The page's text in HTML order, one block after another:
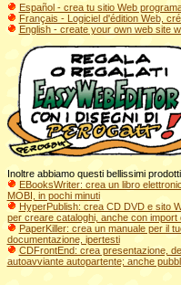
Español - crea tu sitio Web
Français - Logiciel d'édition Web,
English - create your own web site
Inoltre abbiamo questi bellissimi
EBooksWriter: crea un libro
MOBI, in pochi minuti
HyperPublish: crea CD DVD e sito
per creare cataloghi, anche con import
PaperKiller: crea un manuale per il
documentazione, ipertesti
CDFrontEnd: crea presentazione,
autoavviante autopartente; anche